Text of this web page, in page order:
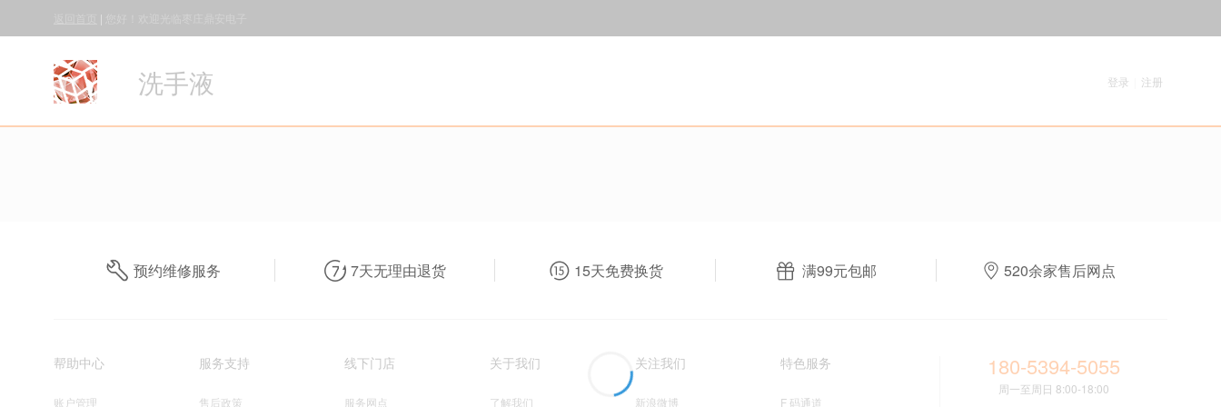
|
洗手液 登录 注册
预约维修服务 7天无理由退货 15天免费换货 满99元包邮 520余家售后网点
帮助中心
账户管理
服务支持
售后政策
线下门店
服务网点
关于我们
了解我们
关注我们
新浪微博
特色服务
F 码通道
180-5394-5055
周一至周日 8:00-18:00